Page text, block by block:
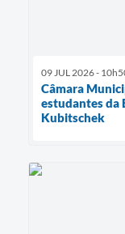
09 JUL 2026 -
Câmara
estudantes da
Kubitschek